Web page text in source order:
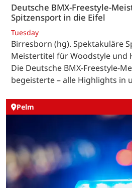
Deutsche BMX-Freestyle-
Spitzensport in die Eifel
Tuesday
Birresborn (hg). Spektakuläre
Meistertitel für Woodstyle und
Die Deutsche BMX-Freestyle-
begeisterte – alle Highlights in
Pelm